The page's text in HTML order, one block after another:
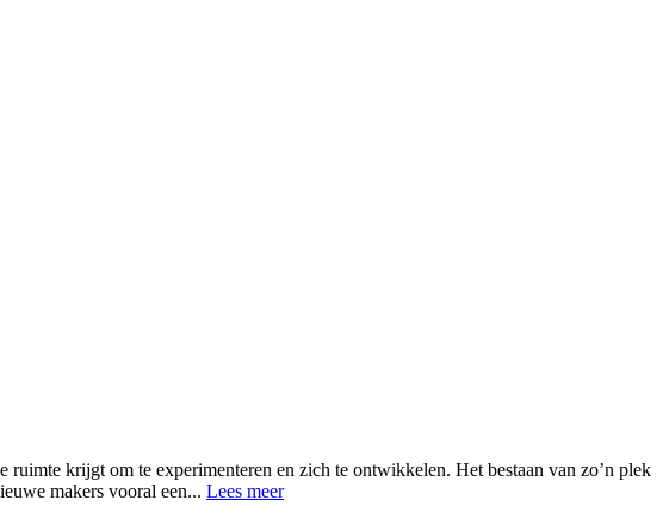
krijgt om te experimenteren en zich te ontwikkelen. Het bestaan van zo’n plek
makers vooral een... Lees meer